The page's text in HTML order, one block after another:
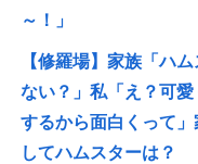
～！」
【修羅場】家族「ハ
ない？」私「え？可
するから面白くって
してハムスターは？